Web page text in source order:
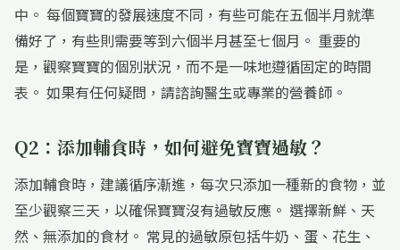
中。 每個寶寶的發展速度不同，有些可能在五個半月就準
備好了，有些則需要等到六個半月甚至七個月。 重要的
是，觀察寶寶的個別狀況，而不是一味地遵循固定的時間
表。 如果有任何疑問，請諮詢醫生或專業的營養師。
Q2：添加輔食時，如何避免寶寶過敏？
添加輔食時，建議循序漸進，每次只添加一種新的食物，並
至少觀察三天，以確保寶寶沒有過敏反應。 選擇新鮮、天
然、無添加的食材。 常見的過敏原包括牛奶、蛋、花生、